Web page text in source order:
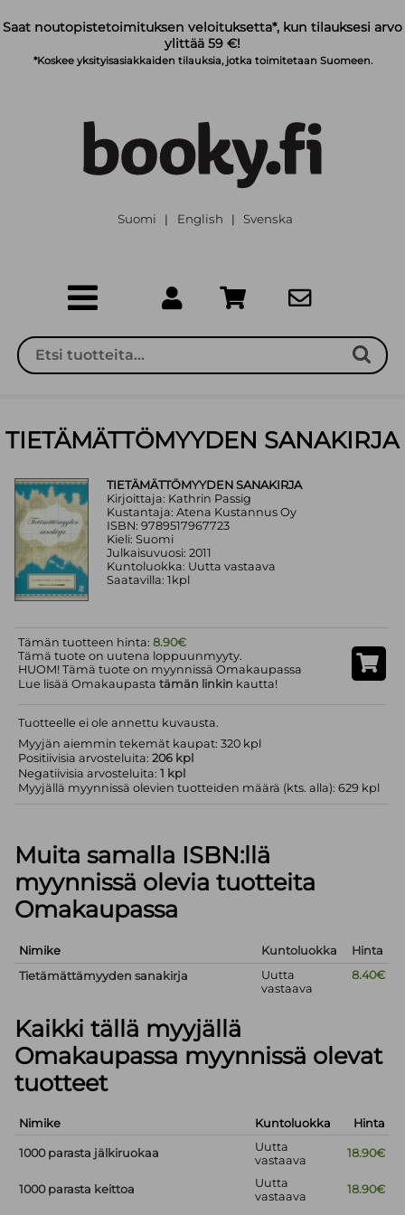
Saat noutopistetoimituksen veloituksetta*, kun tilauksesi arvo
ylittää 59 €!
*Koskee yksityisasiakkaiden tilauksia, jotka toimitetaan Suomeen.
Suomi | English | Svenska
TIETÄMÄTTÖMYYDEN SANAKIRJA
TIETÄMÄTTÖMYYDEN SANAKIRJA
Kirjoittaja: Kathrin Passig
Kustantaja: Atena Kustannus Oy
ISBN: 9789517967723
Kieli: Suomi
Julkaisuvuosi: 2011
Kuntoluokka: Uutta vastaava
Saatavilla: 1kpl
Tämän tuotteen hinta:8.90€
Tämä tuote on uutena loppuunmyyty.
HUOM! Tämä tuote on myynnissä Omakaupassa
Lue lisää Omakaupastatämän linkin kautta!
Tuotteelle ei ole annettu kuvausta.
Myyjän aiemmin tekemät kaupat: 320 kpl
Positiivisia arvosteluita:206 kpl
Negatiivisia arvosteluita:1 kpl
Myyjällä myynnissä olevien tuotteiden määrä (kts. alla): 629 kpl
Muita samalla ISBN:llä
myynnissä olevia tuotteita
Omakaupassa
Nimike Kuntoluokka
Hinta
Tietämättämyyden sanakirja
Uutta
vastaava
8.40€
Kaikki tällä myyjällä
Omakaupassa myynnissä olevat
tuotteet
Nimike Kuntoluokka Hinta
1000 parasta jälkiruokaa
Uutta
vastaava
18.90€
1000 parasta keittoa
Uutta
vastaava
18.90€